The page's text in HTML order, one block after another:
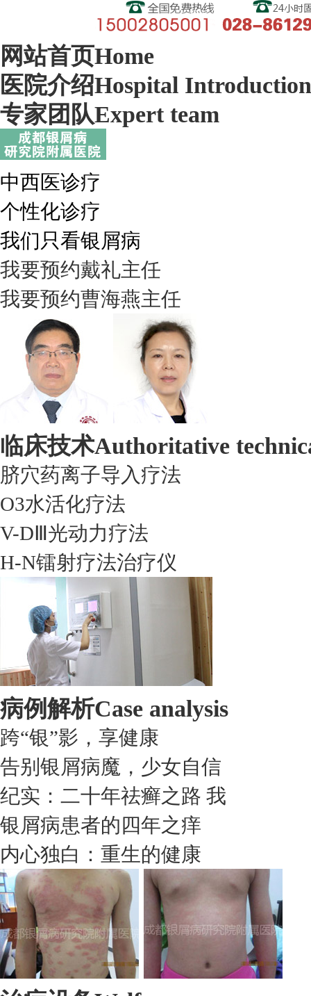
网站首页Home
医院介绍Hospital Introduction
专家团队Expert team
中西医诊疗
个性化诊疗
我们只看银屑病
我要预约戴礼主任
我要预约曹海燕主任
临床技术Authoritative
脐穴药离子导入疗法
O3水活化疗法
V-DⅢ光动力疗法
H-N镭射疗法治疗仪
病例解析Case analysis
跨“银”影，享健康
告别银屑病魔，少女自信
纪实：二十年祛癣之路 我
银屑病患者的四年之痒
内心独白：重生的健康